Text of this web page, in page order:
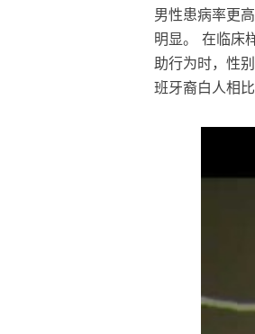
男性患病率更
明显。 在临床
助行为时，性
班牙裔白人相